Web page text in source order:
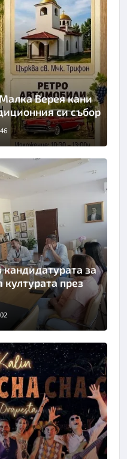
Верея кани
си събор
за
културата през